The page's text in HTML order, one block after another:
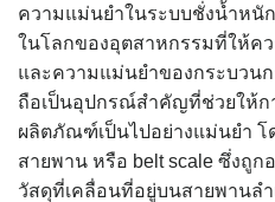
ความแม่นยำในระบบชั่งน้ำหนั
ในโลกของอุตสาหกรรมที่ให้ค
และความแม่นยำของกระบวน
ถือเป็นอุปกรณ์สำคัญที่ช่วยให้
ผลิตภัณฑ์เป็นไปอย่างแม่นยำ โ
สายพาน หรือ belt scale ซึ่งถู
วัสดุที่เคลื่อนที่อยู่บนสายพานลำ